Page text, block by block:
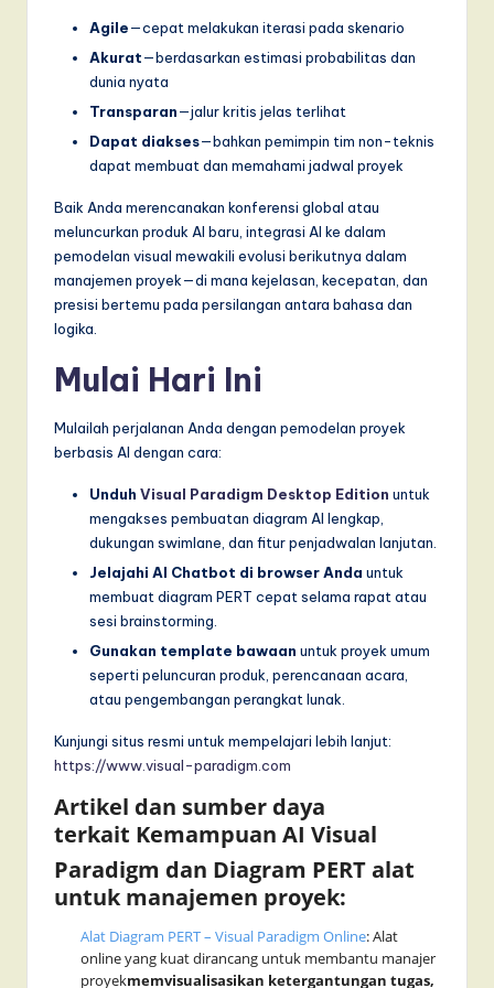
Agile—cepat melakukan iterasi pada skenario
Akurat—berdasarkan estimasi probabilitas dan
dunia nyata
Transparan—jalur kritis jelas terlihat
Dapat diakses—bahkan pemimpin tim non-teknis
dapat membuat dan memahami jadwal proyek
Baik Anda merencanakan konferensi global atau
meluncurkan produk AI baru, integrasi AI ke dalam
pemodelan visual mewakili evolusi berikutnya dalam
manajemen proyek—di mana kejelasan, kecepatan, dan
presisi bertemu pada persilangan antara bahasa dan
logika.
Mulai Hari Ini
Mulailah perjalanan Anda dengan pemodelan proyek
berbasis AI dengan cara:
Unduh Visual Paradigm Desktop Edition untuk
mengakses pembuatan diagram AI lengkap,
dukungan swimlane, dan fitur penjadwalan lanjutan.
Jelajahi AI Chatbot di browser Anda untuk
membuat diagram PERT cepat selama rapat atau
sesi brainstorming.
Gunakan template bawaan untuk proyek umum
seperti peluncuran produk, perencanaan acara,
atau pengembangan perangkat lunak.
Kunjungi situs resmi untuk mempelajari lebih lanjut:
https://www.visual-paradigm.com
Artikel dan sumber daya
terkait Kemampuan AI Visual
Paradigm dan Diagram PERTalat
untuk manajemen proyek:
Alat Diagram PERT – Visual Paradigm Online: Alat
online yang kuat dirancang untuk membantu manajer
proyekmemvisualisasikan ketergantungan tugas,